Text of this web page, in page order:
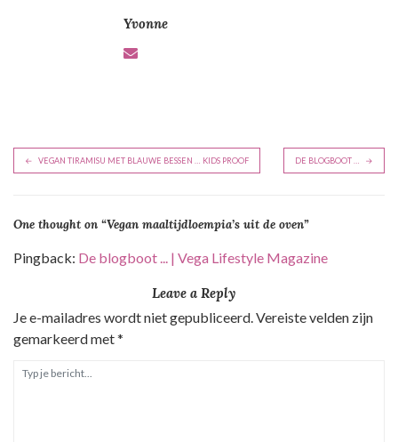
Yvonne
B
i
c
t
n
VEGAN TIRAMISU MET BLAUWE BESSEN … KIDS PROOF DE BLOGBOOT …
One thought on “Vegan maaltijdloempia’s uit de oven”
Pingback: De blogboot ... | Vega Lifestyle Magazine
Leave a Reply
Je e-mailadres wordt niet gepubliceerd.Vereiste velden zijn
gemarkeerd met*